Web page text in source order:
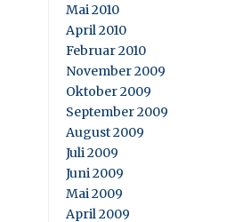
Mai 2010
April 2010
Februar 2010
November 2009
Oktober 2009
September 2009
August 2009
Juli 2009
Juni 2009
Mai 2009
April 2009